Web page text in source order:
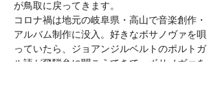
が鳥取に戻ってきます。
コロナ禍は地元の岐阜県・高山で音楽創作・
アルバム制作に没入。好きなボサノヴァを唄
っていたら、ジョアンジルベルトのポルトガ
ル語が飛騨弁に聞こえてきて、ボサノヴァを